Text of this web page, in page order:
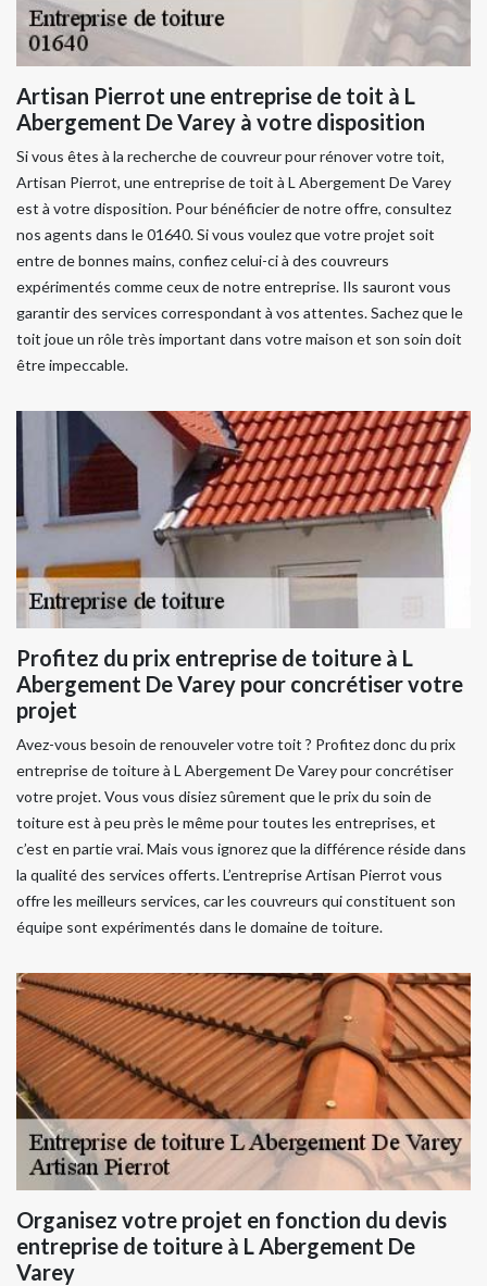
Artisan Pierrot une entreprise de toit à L
Abergement De Varey à votre disposition
Si vous êtes à la recherche de couvreur pour rénover votre toit,
Artisan Pierrot, une entreprise de toit à L Abergement De Varey
est à votre disposition. Pour bénéficier de notre offre, consultez
nos agents dans le 01640. Si vous voulez que votre projet soit
entre de bonnes mains, confiez celui-ci à des couvreurs
expérimentés comme ceux de notre entreprise. Ils sauront vous
garantir des services correspondant à vos attentes. Sachez que le
toit joue un rôle très important dans votre maison et son soin doit
être impeccable.
Profitez du prix entreprise de toiture à L
Abergement De Varey pour concrétiser votre
projet
Avez-vous besoin de renouveler votre toit ? Profitez donc du prix
entreprise de toiture à L Abergement De Varey pour concrétiser
votre projet. Vous vous disiez sûrement que le prix du soin de
toiture est à peu près le même pour toutes les entreprises, et
c’est en partie vrai. Mais vous ignorez que la différence réside dans
la qualité des services offerts. L’entreprise Artisan Pierrot vous
offre les meilleurs services, car les couvreurs qui constituent son
équipe sont expérimentés dans le domaine de toiture.
Organisez votre projet en fonction du devis
entreprise de toiture à L Abergement De
Varey